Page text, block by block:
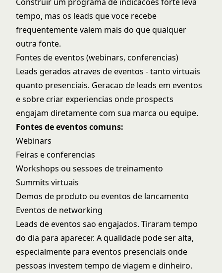
tempo, mas os leads que voce recebe
frequentemente valem mais do que qualquer
outra fonte.
Fontes de eventos (webinars, conferencias)
Leads gerados atraves de eventos - tanto virtuais
quanto presenciais. Geracao de leads em eventos
e sobre criar experiencias onde prospects
engajam diretamente com sua marca ou equipe.
Fontes de eventos comuns:
Webinars
Feiras e conferencias
Workshops ou sessoes de treinamento
Summits virtuais
Demos de produto ou eventos de lancamento
Eventos de networking
Leads de eventos sao engajados. Tiraram tempo
do dia para aparecer. A qualidade pode ser alta,
especialmente para eventos presenciais onde
pessoas investem tempo de viagem e dinheiro.